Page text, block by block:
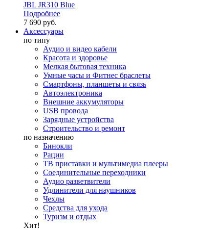
JBL JR310 Blue
Подробнее
7 690 руб.
Аксессуары
по типу
Аудио и видео кабели
Красота и здоровье
Мелкая бытовая техника
Умные часы и Фитнес браслеты
Смартфоны, планшеты и связь
Автоэлектроника
Внешние аккумуляторы
USB провода
Зарядные устройства
Строительство и ремонт
по назначению
Бинокли
Рации
ТВ приставки и мультимедиа плееры
Соединительные переходники
Аудио разветвители
Удлинители для наушников
Чехлы
Средства для ухода
Туризм и отдых
Хит!